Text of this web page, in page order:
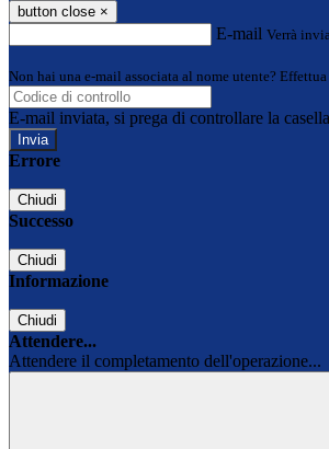
button close ×
E-mail Verrà
Non hai una e-mail associata al nome utente?
E-mail inviata, si prega di controllare la
Errore
Chiudi
Successo
Chiudi
Informazione
Chiudi
Attendere...
Attendere il completamento dell'operazione...